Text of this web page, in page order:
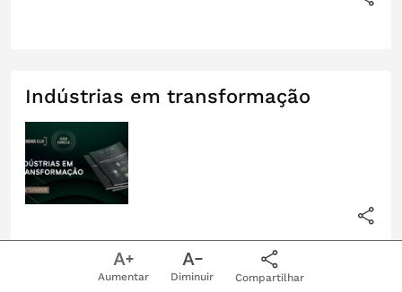
Aumentar Diminuir Compartilhar
Indústrias em transformação